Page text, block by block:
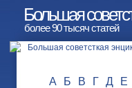
Большая
более 90 тысяч статей
А Б В Г Д Е